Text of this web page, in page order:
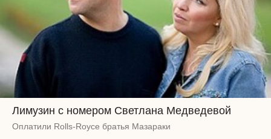
Лимузин с номером Светлана Медведевой
Оплатили Rolls-Royce братья Мазараки